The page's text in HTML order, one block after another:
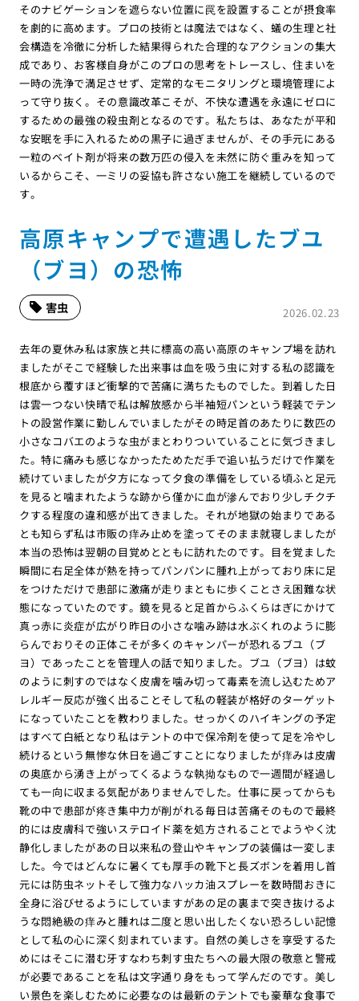
そのナビゲーションを遮らない位置に罠を設置することが摂食率
を劇的に高めます。プロの技術とは魔法ではなく、蟻の生理と社
会構造を冷徹に分析した結果得られた合理的なアクションの集大
成であり、お客様自身がこのプロの思考をトレースし、住まいを
一時の洗浄で満足させず、定常的なモニタリングと環境管理によ
って守り抜く。その意識改革こそが、不快な遭遇を永遠にゼロに
するための最強の殺虫剤となるのです。私たちは、あなたが平和
な安眠を手に入れるための黒子に過ぎませんが、その手元にある
一粒のベイト剤が将来の数万匹の侵入を未然に防ぐ重みを知って
いるからこそ、一ミリの妥協も許さない施工を継続しているので
す。
高原キャンプで遭遇したブユ
（ブヨ）の恐怖
2026.02.23
害虫
去年の夏休み私は家族と共に標高の高い高原のキャンプ場を訪れ
ましたがそこで経験した出来事は血を吸う虫に対する私の認識を
根底から覆すほど衝撃的で苦痛に満ちたものでした。到着した日
は雲一つない快晴で私は解放感から半袖短パンという軽装でテン
トの設営作業に勤しんでいましたがその時足首のあたりに数匹の
小さなコバエのような虫がまとわりついていることに気づきまし
た。特に痛みも感じなかったためただ手で追い払うだけで作業を
続けていましたが夕方になって夕食の準備をしている頃ふと足元
を見ると噛まれたような跡から僅かに血が滲んでおり少しチクチ
クする程度の違和感が出てきました。それが地獄の始まりである
とも知らず私は市販の痒み止めを塗ってそのまま就寝しましたが
本当の恐怖は翌朝の目覚めとともに訪れたのです。目を覚ました
瞬間に右足全体が熱を持ってパンパンに腫れ上がっており床に足
をつけただけで患部に激痛が走りまともに歩くことさえ困難な状
態になっていたのです。鏡を見ると足首からふくらはぎにかけて
真っ赤に炎症が広がり昨日の小さな噛み跡は水ぶくれのように膨
らんでおりその正体こそが多くのキャンパーが恐れるブユ（ブ
ヨ）であったことを管理人の話で知りました。ブユ（ブヨ）は蚊
のように刺すのではなく皮膚を噛み切って毒素を流し込むためア
レルギー反応が強く出ることそして私の軽装が格好のターゲット
になっていたことを教わりました。せっかくのハイキングの予定
はすべて白紙となり私はテントの中で保冷剤を使って足を冷やし
続けるという無惨な休日を過ごすことになりましたが痒みは皮膚
の奥底から湧き上がってくるような執拗なもので一週間が経過し
ても一向に収まる気配がありませんでした。仕事に戻ってからも
靴の中で患部が疼き集中力が削がれる毎日は苦痛そのもので最終
的には皮膚科で強いステロイド薬を処方されることでようやく沈
静化しましたがあの日以来私の登山やキャンプの装備は一変しま
した。今ではどんなに暑くても厚手の靴下と長ズボンを着用し首
元には防虫ネットそして強力なハッカ油スプレーを数時間おきに
全身に浴びせるようにしていますがあの足の裏まで突き抜けるよ
うな悶絶級の痒みと腫れは二度と思い出したくない恐ろしい記憶
として私の心に深く刻まれています。自然の美しさを享受するた
めにはそこに潜む牙すなわち刺す虫たちへの最大限の敬意と警戒
が必要であることを私は文字通り身をもって学んだのです。美し
い景色を楽しむために必要なのは最新のテントでも豪華な食事で